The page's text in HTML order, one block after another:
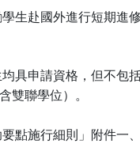
生赴國外進行短期進
具申請資格，但不包
雙聯學位）。
點施行細則」附件一